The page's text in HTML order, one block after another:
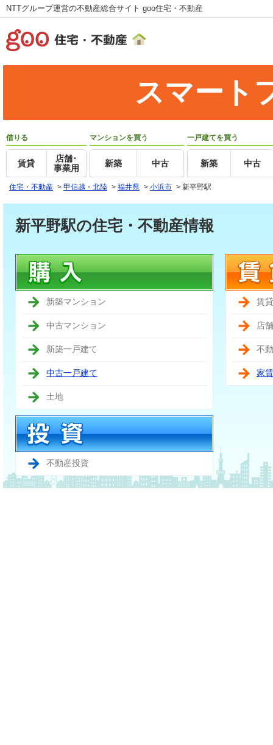
NTTグループ運営の不動産総合サイト goo住宅・不動産
スマート
借りる
賃貸
店舗･
事業用
マンションを買う
新築 中古
一戸建てを買う
新築 中古
住宅・不動産 > 甲信越・北陸 > 福井県 > 小浜市 > 新平野駅
新平野駅の住宅・不動産情報
新築マンション
中古マンション
新築一戸建て
中古一戸建て
土地
不動産投資
賃
店
不
家